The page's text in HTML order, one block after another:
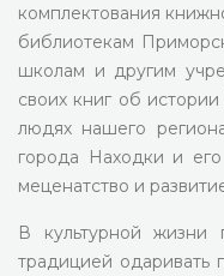
комплектования
библиотекам
школам и другим
своих книг об
людях нашего
города Находки и
меценатство и
В культурной жизни
традицией одаривать